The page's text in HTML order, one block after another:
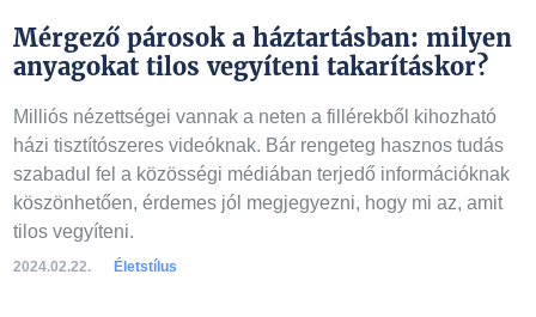
Mérgező párosok a háztartásban: milyen
anyagokat tilos vegyíteni takarításkor?
Milliós nézettségei vannak a neten a fillérekből kihozható
házi tisztítószeres videóknak. Bár rengeteg hasznos tudás
szabadul fel a közösségi médiában terjedő információknak
köszönhetően, érdemes jól megjegyezni, hogy mi az, amit
tilos vegyíteni.
2024.02.22. Életstílus